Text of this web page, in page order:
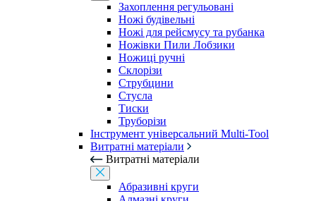
Захоплення регульовані
Ножі будівельні
Ножі для рейсмусу та рубанка
Ножівки Пили Лобзики
Ножиці ручні
Склорізи
Струбцини
Стусла
Тиски
Труборізи
Інструмент універсальний Multi-Tool
Витратні матеріали
Витратні матеріали
Абразивні круги